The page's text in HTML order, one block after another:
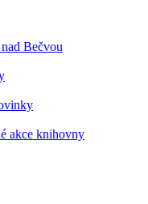
Bečvou
akce knihovny